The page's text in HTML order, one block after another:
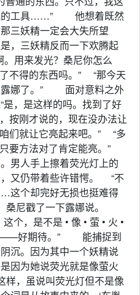
的工具……” 他想着既然
三妖精一定会大失所望
，三妖精反而一下欢腾起
用来发光？桑尼你怎么
不得的东西吗。” “那今天
露娜了。” 面对意料之外
是，是这样的吗。找到了好
按刚才说的，现在没办法让
们就让它亮起来吧。” “多
要方法对了肯定能亮。”
男人手上擦着荧光灯上的
又仍带着些许错愕。 “不
这个却完好无损也挺难得
尼戳了一下露娜说。
个，是不是 • 像 • 萤 • 火 •
嗯——好期待。” 能捕捉到
沉。因为其中一个妖精说
因为她说荧光就是像萤火
，虽说叫荧光灯但不是像